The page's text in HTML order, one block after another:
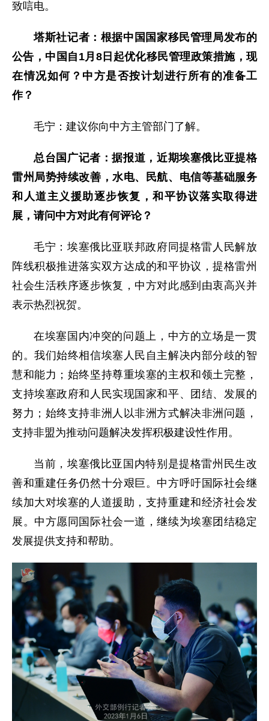
致唁电。
塔斯社记者：根据中国国家移民管理局发布的
公告，中国自1月8日起优化移民管理政策措施，现
在情况如何？中方是否按计划进行所有的准备工
作？
毛宁：建议你向中方主管部门了解。
总台国广记者：据报道，近期埃塞俄比亚提格
雷州局势持续改善，水电、民航、电信等基础服务
和人道主义援助逐步恢复，和平协议落实取得进
展，请问中方对此有何评论？
毛宁：埃塞俄比亚联邦政府同提格雷人民解放
阵线积极推进落实双方达成的和平协议，提格雷州
社会生活秩序逐步恢复，中方对此感到由衷高兴并
表示热烈祝贺。
在埃塞国内冲突的问题上，中方的立场是一贯
的。我们始终相信埃塞人民自主解决内部分歧的智
慧和能力；始终坚持尊重埃塞的主权和领土完整，
支持埃塞政府和人民实现国家和平、团结、发展的
努力；始终支持非洲人以非洲方式解决非洲问题，
支持非盟为推动问题解决发挥积极建设性作用。
当前，埃塞俄比亚国内特别是提格雷州民生改
善和重建任务仍然十分艰巨。中方呼吁国际社会继
续加大对埃塞的人道援助，支持重建和经济社会发
展。中方愿同国际社会一道，继续为埃塞团结稳定
发展提供支持和帮助。